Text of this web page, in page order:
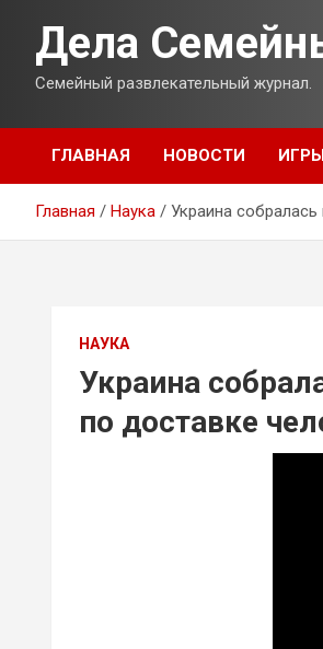
Дела
Семейный развлекательный журнал.
ГЛАВНАЯ НОВОСТИ
Главная Наука Украина
НАУКА
Украина
по доставке